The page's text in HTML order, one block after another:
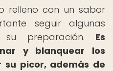
relleno con un sabor
seguir algunas
preparación. Es
y blanquear los
picor, además de